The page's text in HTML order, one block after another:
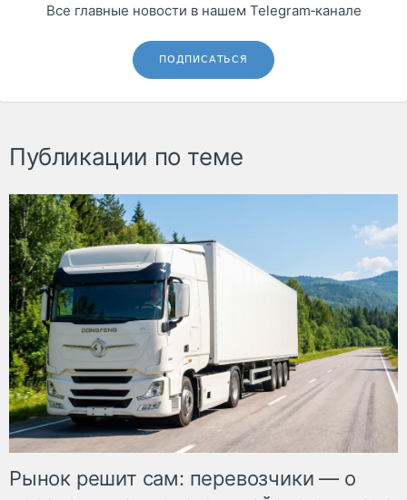
Все главные новости в нашем Telegram‑канале
ПОДПИСАТЬСЯ
Публикации по теме
Рынок решит сам: перевозчики — о